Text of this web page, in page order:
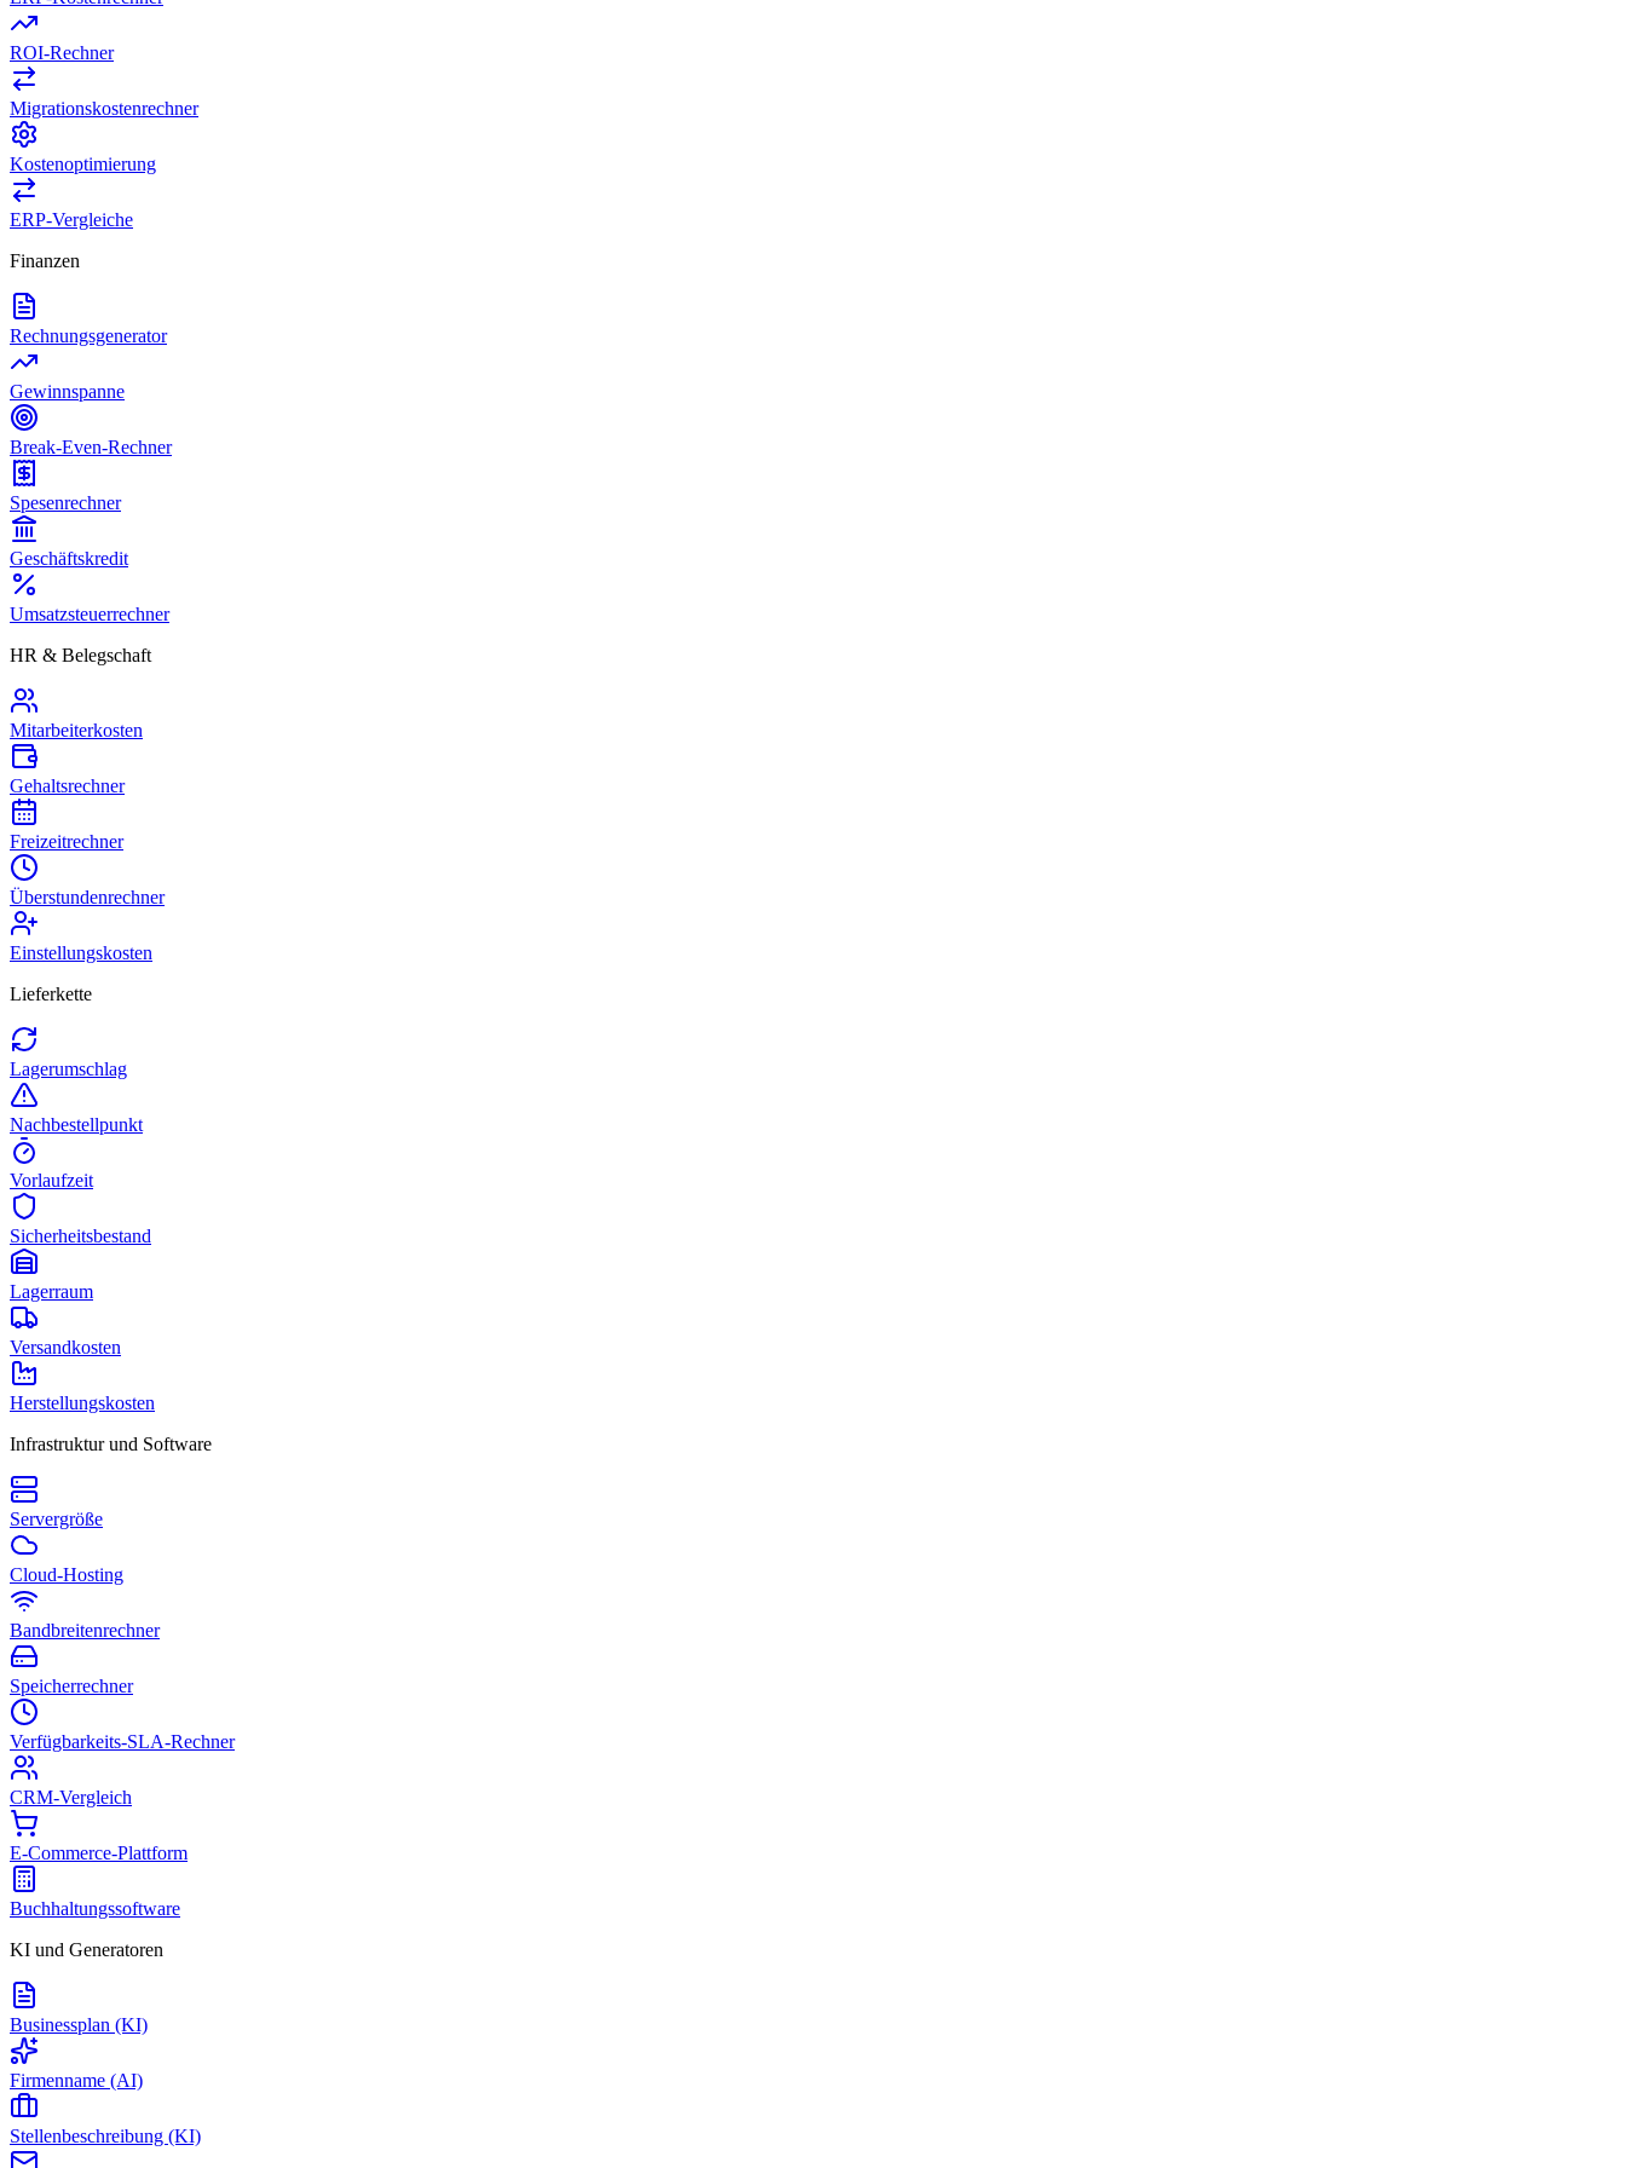
ROI-Rechner
Migrationskostenrechner
Kostenoptimierung
ERP-Vergleiche
Finanzen
Rechnungsgenerator
Gewinnspanne
Break-Even-Rechner
Spesenrechner
Geschäftskredit
Umsatzsteuerrechner
HR & Belegschaft
Mitarbeiterkosten
Gehaltsrechner
Freizeitrechner
Überstundenrechner
Einstellungskosten
Lieferkette
Lagerumschlag
Nachbestellpunkt
Vorlaufzeit
Sicherheitsbestand
Lagerraum
Versandkosten
Herstellungskosten
Infrastruktur und Software
Servergröße
Cloud-Hosting
Bandbreitenrechner
Speicherrechner
Verfügbarkeits-SLA-Rechner
CRM-Vergleich
E-Commerce-Plattform
Buchhaltungssoftware
KI und Generatoren
Businessplan (KI)
Firmenname (AI)
Stellenbeschreibung (KI)